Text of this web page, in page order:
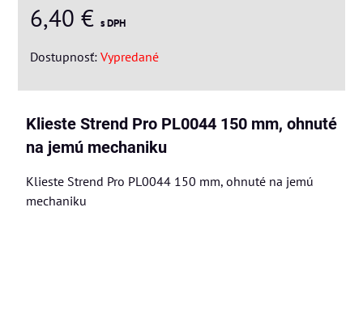
6,40 € s DPH
Dostupnosť: Vypredané
Klieste Strend Pro PL0044 150 mm, ohnuté
na jemú mechaniku
Klieste Strend Pro PL0044 150 mm, ohnuté na jemú
mechaniku